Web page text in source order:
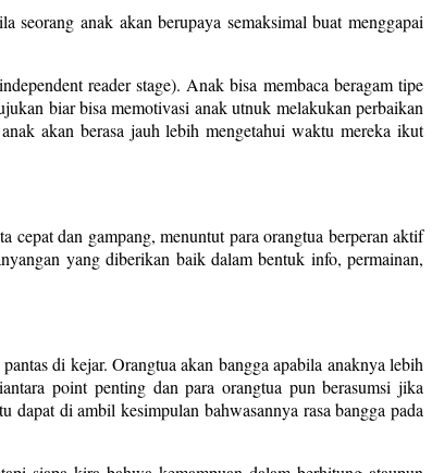
anak akan berupaya semaksimal buat menggapai
reader stage). Anak bisa membaca beragam tipe
biar bisa memotivasi anak utnuk melakukan perbaikan
akan berasa jauh lebih mengetahui waktu mereka ikut
cepat dan gampang, menuntut para orangtua berperan aktif
yang diberikan baik dalam bentuk info, permainan,
di kejar. Orangtua akan bangga apabila anaknya lebih
point penting dan para orangtua pun berasumsi jika
di ambil kesimpulan bahwasannya rasa bangga pada